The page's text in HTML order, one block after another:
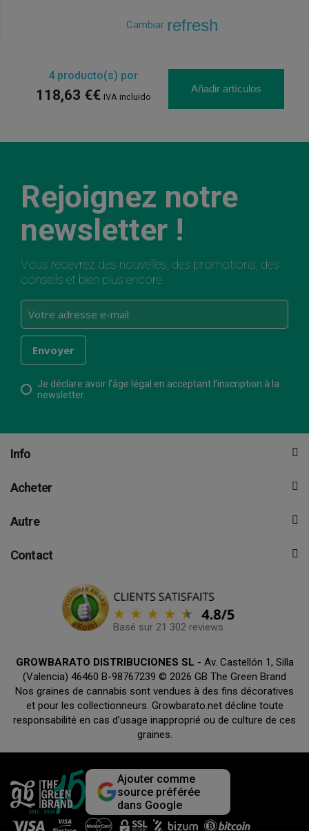
Cambiar refresh
4producto(s) por
118,63 €€ IVA incluido
Añadir artículos
Rejoignez notre
newsletter !
Vous recevrez des nouvelles, des promotions, des
conseils et bien plus encore.
Je déclare avoir l’âge légal en acceptant l’inscription à la
newsletter.
Info
Acheter
Autre
Contact
Basé sur 21 302 reviews
GROWBARATO DISTRIBUCIONES SL - Av. Castellón 1, Silla
(Valencia) 46460 B-98767239 © 2026 GB The Green Brand
Nos graines de cannabis sont vendues à des fins décoratives
et pour les collectionneurs. Growbarato.net décline toute
responsabilité en cas d’usage inapproprié ou de culture de ces
graines.
Ajouter comme
source préférée
dans Google